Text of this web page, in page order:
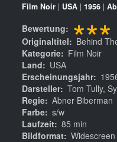
Film Noir | USA | 1956 |
Bewertung ***
Originaltitel
Behind
Kategorie
Film Noir
Land
USA
Erscheinungsjahr
Darsteller Tom Tully,
Regie Abner Biberman
Farbe s/w
Laufzeit 85 min
Bildformat Widescreen